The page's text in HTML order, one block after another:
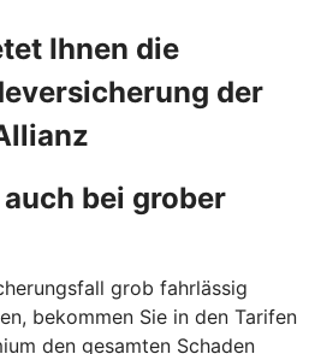
Ihnen die
der
bei grober
grob fahrlässig
bekommen Sie in den Tarifen
den gesamten Schaden